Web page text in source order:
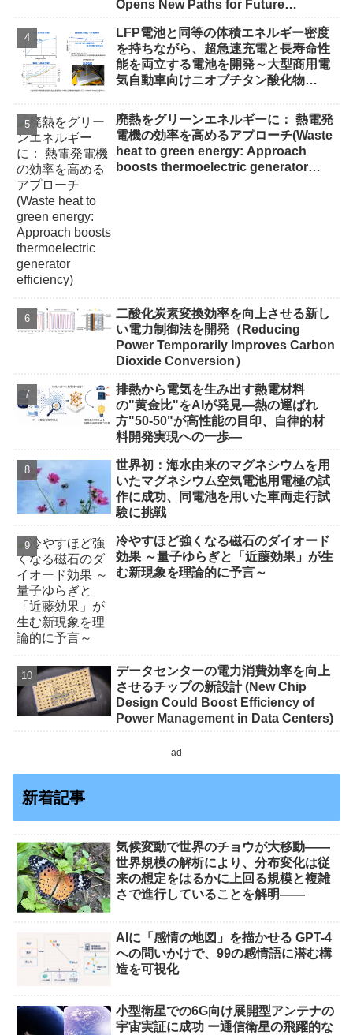
Opens New Paths for Future
LFP電池と同等の体積エネルギー密度
を持ちながら、超急速充電と長寿命性
能を両立する電池を開発～大型商用電
気自動車向けニオブチタン酸化物
以上の充放電回数を実現～
廃熱をグリーンエネルギーに： 熱電発
電機の効率を高めるアプローチ(Waste
heat to green energy: Approach
boosts thermoelectric generator
二酸化炭素変換効率を向上させる新し
い電力制御法を開発（Reducing
Power Temporarily Improves Carbon
Dioxide Conversion）
排熱から電気を生み出す熱電材料
の"黄金比"をAIが発見―熱の運ばれ
方"50-50"が高性能の目印、自律的材
料開発実現への一歩―
世界初：海水由来のマグネシウムを用
いたマグネシウム空気電池用電極の試
作に成功、同電池を用いた車両走行試
験に挑戦
冷やすほど強くなる磁石のダイオード
効果 ～量子ゆらぎと「近藤効果」が生
む新現象を理論的に予言～
データセンターの電力消費効率を向上
させるチップの新設計 (New Chip
Design Could Boost Efficiency of
Power Management in Data Centers)
ad
新着記事
気候変動で世界のチョウが大移動――
世界規模の解析により、分布変化は従
来の想定をはるかに上回る規模と複雑
さで進行していることを解明――
AIに「感情の地図」を描かせる GPT-4
への問いかけで、99の感情語に潜む構
造を可視化
小型衛星での6G向け展開型アンテナの
宇宙実証に成功 ー通信衛星の飛躍的な